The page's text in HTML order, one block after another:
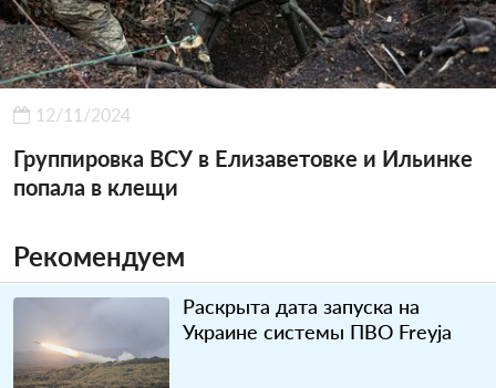
12/11/2024
Группировка ВСУ в Елизаветовке и Ильинке
попала в клещи
Рекомендуем
Раскрыта дата запуска на
Украине системы ПВО Freyja